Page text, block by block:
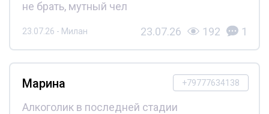
не брать, мутный чел
23.07.26 - Милан 23.07.26 192 1
+79777634138
Марина
Алкоголик в последней стадии